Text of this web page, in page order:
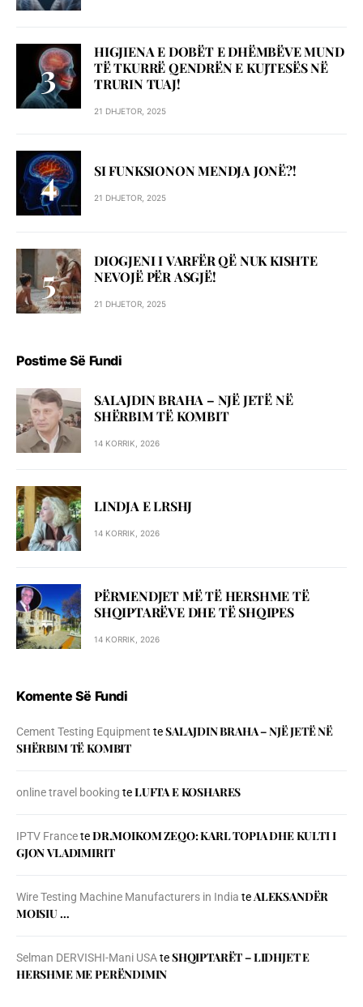
HIGJIENA E DOBËT E DHËMBËVE MUND
TË TKURRË QENDRËN E KUJTESËS NË
TRURIN TUAJ!
21 DHJETOR, 2025
SI FUNKSIONON MENDJA JONË?!
21 DHJETOR, 2025
DIOGJENI I VARFËR QË NUK KISHTE
NEVOJË PËR ASGJË!
21 DHJETOR, 2025
Postime Së Fundi
SALAJDIN BRAHA – NJЁ JETЁ NЁ
SHЁRBIM TЁ KOMBIT
14 KORRIK, 2026
LINDJA E LRSHJ
14 KORRIK, 2026
PËRMENDJET MË TË HERSHME TË
SHQIPTARËVE DHE TË SHQIPES
14 KORRIK, 2026
Komente Së Fundi
Cement Testing Equipment teSALAJDIN BRAHA – NJЁ JETЁ NЁ
SHЁRBIM TЁ KOMBIT
online travel booking teLUFTA E KOSHARES
IPTV FranceteDR.MOIKOM ZEQO: KARL TOPIA DHE KULTI I
GJON VLADIMIRIT
Wire Testing Machine Manufacturers in India teALEKSANDËR
MOISIU …
Selman DERVISHI-Mani USAteSHQIPTARËT – LIDHJET E
HERSHME ME PERËNDIMIN